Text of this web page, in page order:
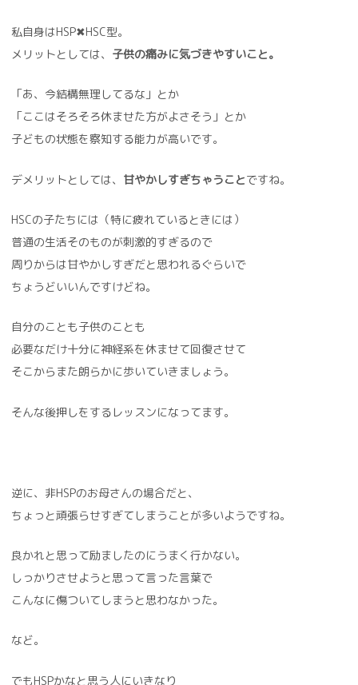
私自身はHSP✖HSC型。
メリットとしては、 子供の痛みに気づきやすいこと。
「あ、今結構無理してるな」とか
「ここはそろそろ休ませた方がよさそう」とか
子どもの状態を察知する能力が高いです。
デメリットとしては、 甘やかしすぎちゃうことですね。
HSCの子たちには（特に疲れているときには）
普通の生活そのものが刺激的すぎるので
周りからは甘やかしすぎだと思われるぐらいで
ちょうどいいんですけどね。
自分のことも子供のことも
必要なだけ十分に神経系を休ませて回復させて
そこからまた朗らかに歩いていきましょう。
そんな後押しをするレッスンになってます。
逆に、非HSPのお母さんの場合だと、
ちょっと頑張らせすぎてしまうことが多いようですね。
良かれと思って励ましたのにうまく行かない。
しっかりさせようと思って言った言葉で
こんなに傷ついてしまうと思わなかった。
など。
でもHSPかなと思う人にいきなり